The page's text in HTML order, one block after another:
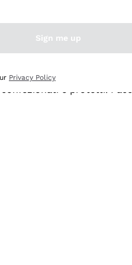
e protetti.
Sign me up
Privacy Policy